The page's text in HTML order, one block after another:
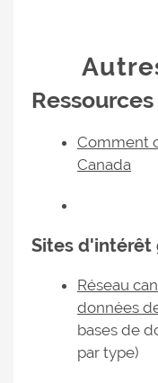
Comment
Canada
Sites d'intérêt
Réseau
données
bases de
par type)